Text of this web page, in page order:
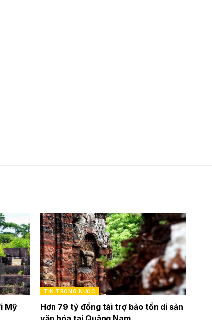
Mỹ
TIN TRONG NƯỚC
Hơn 79 tỷ đồng tài trợ bảo tồn di sản